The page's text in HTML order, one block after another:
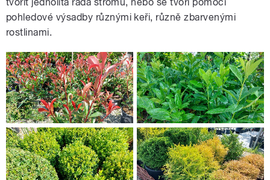
pohledové výsadby různými keři, různě zbarvenými
rostlinami.